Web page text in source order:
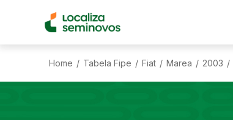
Home / Tabela Fipe / Fiat / Marea / 2003 /